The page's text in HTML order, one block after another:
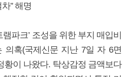
” 해명
파크’ 조성을 위한 부지 매입비
의혹(국제신문 지난 7일 자 6면
황이 나왔다. 탁상감정 금액보다